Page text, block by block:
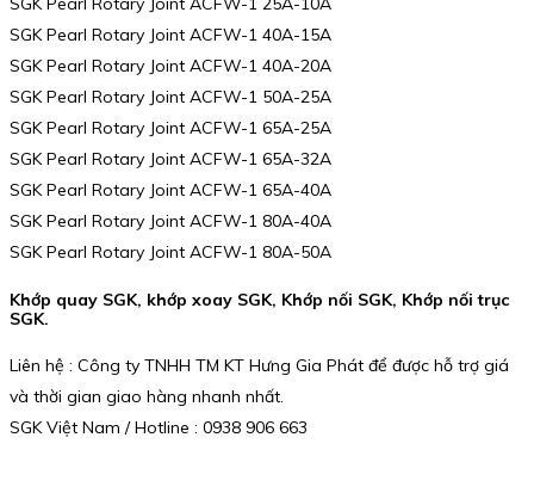
SGK Pearl Rotary Joint ACFW-1 40A-15A
SGK Pearl Rotary Joint ACFW-1 40A-20A
SGK Pearl Rotary Joint ACFW-1 50A-25A
SGK Pearl Rotary Joint ACFW-1 65A-25A
SGK Pearl Rotary Joint ACFW-1 65A-32A
SGK Pearl Rotary Joint ACFW-1 65A-40A
SGK Pearl Rotary Joint ACFW-1 80A-40A
SGK Pearl Rotary Joint ACFW-1 80A-50A
Khớp quay SGK, khớp xoay SGK, Khớp nối SGK, Khớp nối trục
SGK.
Liên hệ : Công ty TNHH TM KT Hưng Gia Phát để được hỗ trợ giá
và thời gian giao hàng nhanh nhất.
SGK Việt Nam / Hotline : 0938 906 663